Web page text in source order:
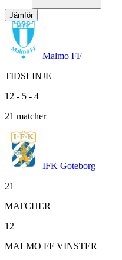
Jämför
Malmo FF
TIDSLINJE
12 - 5 - 4
21 matcher
IFK Goteborg
21
MATCHER
12
MALMO FF VINSTER